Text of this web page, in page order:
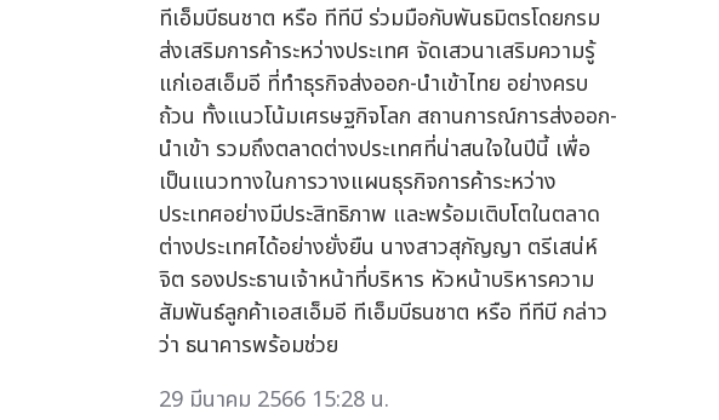
ทีเอ็มบีธนชาต หรือ ทีทีบี ร่วมมือกับพันธมิตรโดยกรม
ส่งเสริมการค้าระหว่างประเทศ จัดเสวนาเสริมความรู้
แก่เอสเอ็มอี ที่ทำธุรกิจส่งออก-นำเข้าไทย อย่างครบ
ถ้วน ทั้งแนวโน้มเศรษฐกิจโลก สถานการณ์การส่งออก-
นำเข้า รวมถึงตลาดต่างประเทศที่น่าสนใจในปีนี้ เพื่อ
เป็นแนวทางในการวางแผนธุรกิจการค้าระหว่าง
ประเทศอย่างมีประสิทธิภาพ และพร้อมเติบโตในตลาด
ต่างประเทศได้อย่างยั่งยืน นางสาวสุกัญญา ตรีเสน่ห์
จิต รองประธานเจ้าหน้าที่บริหาร หัวหน้าบริหารความ
สัมพันธ์ลูกค้าเอสเอ็มอี ทีเอ็มบีธนชาต หรือ ทีทีบี กล่าว
ว่า ธนาคารพร้อมช่วย
29 มีนาคม 2566 15:28 น.